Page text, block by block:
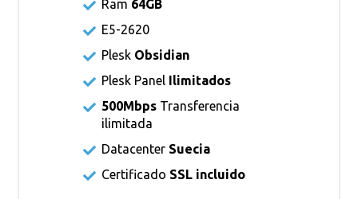
Ram 64GB
E5-2620
Plesk Obsidian
Plesk Panel Ilimitados
500Mbps Transferencia
ilimitada
Datacenter Suecia
Certificado SSL incluido